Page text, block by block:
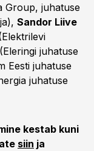
Group, juhatuse
Sandor Liive
(Eleringi juhatuse
Eesti juhatuse
juhatuse
kestab kuni
siin ja